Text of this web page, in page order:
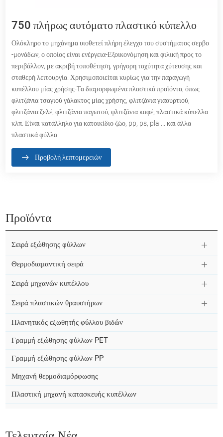
750 πλήρως αυτόματο πλαστικό κύπελλο
Ολόκληρο το μηχάνημα υιοθετεί πλήρη έλεγχο του συστήματος σερβο
-μονάδων, ο οποίος είναι ενέργεια-Εξοικονόμηση και φιλική προς το
περιβάλλον, με ακριβή τοποθέτηση, γρήγορη ταχύτητα χύτευσης και
σταθερή λειτουργία. Χρησιμοποιείται κυρίως για την παραγωγή
κυπέλλου μίας χρήσης-Τα διαμορφωμένα πλαστικά προϊόντα, όπως
φλιτζάνια τσαγιού γάλακτος μίας χρήσης, φλιτζάνια γιαουρτιού,
φλιτζάνια ζελέ, φλιτζάνια παγωτού, φλιτζάνια καφέ, πλαστικά κύπελλα
κλπ. Είναι κατάλληλο για κατοικίδιο ζώο, pp, ps, pla ... και άλλα
πλαστικά φύλλα.
Προβολή λεπτομερειών
Προϊόντα
Σειρά εξώθησης φύλλων
Θερμοδιαμαντική σειρά
Σειρά μηχανών κυπέλλου
Σειρά πλαστικών θραυστήρων
Πλανητικός εξωθητής φύλλου βιδών
Γραμμή εξώθησης φύλλων PET
Γραμμή εξώθησης φύλλων PP
Μηχανή θερμοδιαμόρφωσης
Πλαστική μηχανή κατασκευής κυπέλλων